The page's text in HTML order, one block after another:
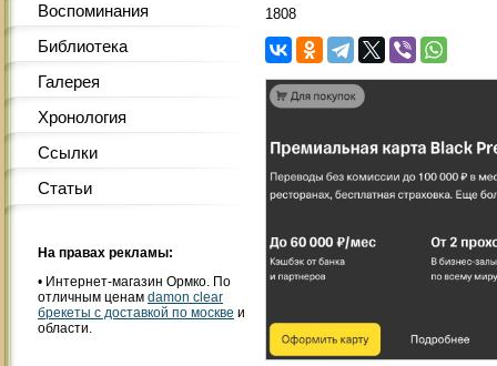
Воспоминания
Библиотека
Галерея
Хронология
Ссылки
Статьи
На правах рекламы:
• Интернет-магазин Ормко. По
отличным ценам damon clear
брекеты с доставкой по москве и
области.
1808